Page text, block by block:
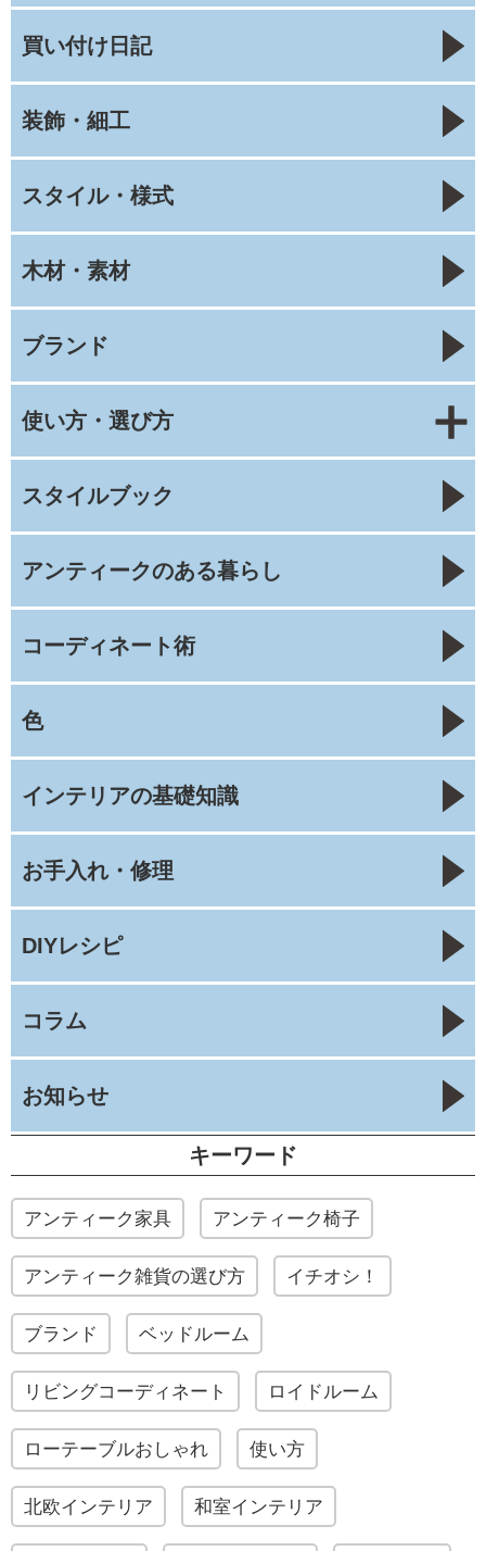
買い付け日記
装飾・細工
スタイル・様式
木材・素材
ブランド
使い方・選び方
スタイルブック
アンティークのある暮らし
コーディネート術
色
インテリアの基礎知識
お手入れ・修理
DIYレシピ
コラム
お知らせ
キーワード
アンティーク家具 アンティーク椅子
アンティーク雑貨の選び方 イチオシ！
ブランド ベッドルーム
リビングコーディネート ロイドルーム
ローテーブルおしゃれ 使い方
北欧インテリア 和室インテリア